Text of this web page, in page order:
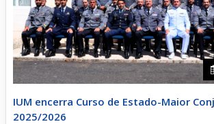
IUM encerra Curso de Estado-Maior
2025/2026